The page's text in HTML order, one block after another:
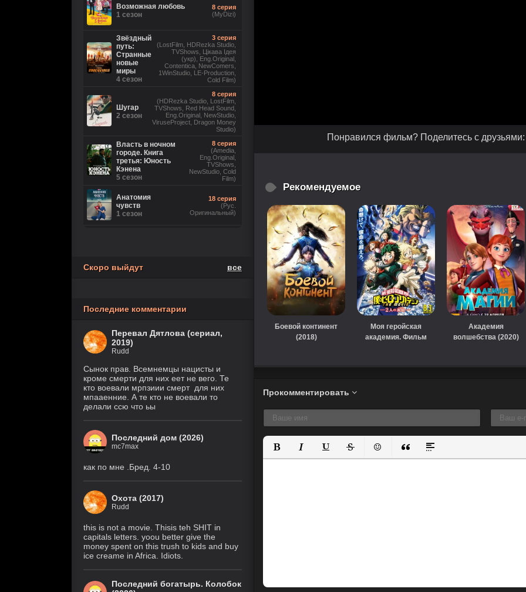
Понравился фильм? Поделитесь с друзьями:
Рекомендуемое
Боевой континент
(2018)
Моя геройская
академия. Фильм
Академия
волшебства (2020)
Прокомментировать
Полужирный
КурсивПодчеркнутый
ЗачеркнутыйВставить смайлик
Вставка цитаты
Вставка спойлера
Возможная любовь
1 сезон
8 серия
(MyDizi)
Звёздный
путь:
Странные
новые
миры
4 сезон
3 серия
(LostFilm, HDRezka Studio,
TVShows, Цікава Ідея
(укр), Eng.Original,
Contentica, NewComers,
1WinStudio, LE-Production,
Cold Film)
Шугар
2 сезон
8 серия
(HDRezka Studio, LostFilm,
TVShows, Red Head Sound,
Eng.Original, NewStudio,
ViruseProject, Dragon Money
Studio)
Власть в ночном
городе. Книга
третья: Юность
Кэнена
5 сезон
8 серия
(Amedia,
Eng.Original,
TVShows,
NewStudio, Cold
Film)
Анатомия
чувств
1 сезон
18 серия
(Рус.
Оригинальный)
3 сезон
1WinStudio, LE-Production, М.
Коп-звезда
Похищение
Осколки
1 сезон
1 серия
(HDRezka Studio, HDrezka
Studio (18+), HDrezka Studio
999 уровня
1 сезон
(IVI, DreamCast,
AniLiberty, AniMaunt)
Фейк
История его
1 сезон
Великолепная
Пятерка
28 серия
Скоро выйдут все
Последние комментарии
Перевал Дятлова (сериал,
2019)
Rudd
Сынок прав. Всемнемцы нацисты и
кроме смерти для них еет не вего. Те
кто воевали мрпзиии смерт для них
мпааенние. А те кто не воевали то
делали ссю что ьы
Последний дом (2026)
mc7max
как по мне .Бред. 4-10
Охота (2017)
Rudd
this is not a movie. Thisis teh SHIT in
capitals letters. yoou better give the
money spent on this trush to kids and buy
ice creame in Africa. Idiots.
Последний богатырь. Колобок